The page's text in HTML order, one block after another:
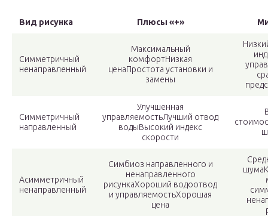
Вид рисунка Плюсы «+»
Симметричный
ненаправленный
Максимальный
комфортНизкая
ценаПростота установки и
замены
Симметричный
направленный
Улучшенная
управляемостьЛучший отвод
водыВысокий индекс
скорости
Асимметричный
ненаправленный
Симбиоз направленного и
ненаправленного
рисункаХороший водоотвод
и управляемостьХорошая
цена